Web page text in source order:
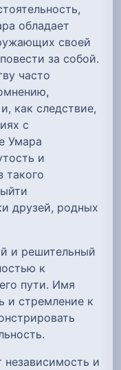
обладает
своей
за собой.
часто
как следствие,
с
Умара
и
такого
друзей, родных
и решительный
к
пути. Имя
и стремление к
независимость и